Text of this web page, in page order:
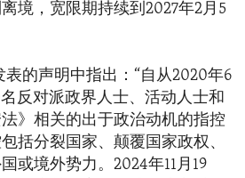
境，宽限期持续到2027年2月5
表的声明中指出：“自从2020年6
反对派政界人士、活动人士和
》相关的出于政治动机的指控
括分裂国家、颠覆国家政权、
或境外势力。2024年11月19